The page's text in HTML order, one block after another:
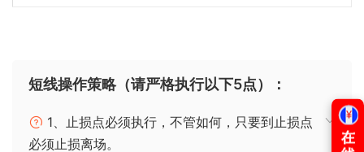
短线操作策略（请严格执行以下5点）：
1、止损点必须执行，不管如何，只要到止损点
必须止损离场。